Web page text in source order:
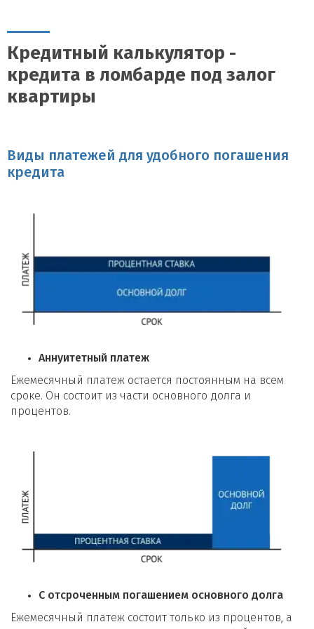
Кредитный калькулятор -
кредита в ломбарде под залог
квартиры
Виды платежей для удобного погашения
кредита
Аннуитетный платеж
Ежемесячный платеж остается постоянным на всем
сроке. Он состоит из части основного долга и
процентов.
С отсроченным погашением основного долга
Ежемесячный платеж состоит только из процентов, а